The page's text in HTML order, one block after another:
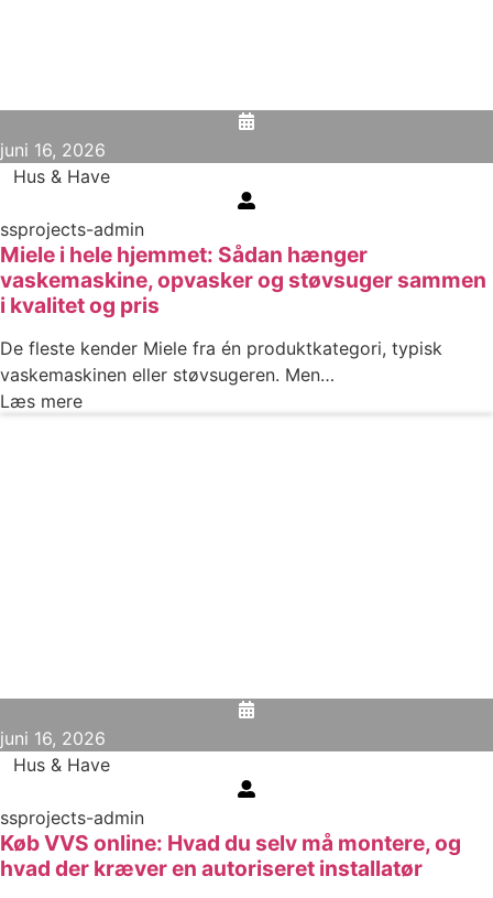
juni 16, 2026
Hus & Have
ssprojects-admin
Miele i hele hjemmet: Sådan hænger
vaskemaskine, opvasker og støvsuger sammen
i kvalitet og pris
De fleste kender Miele fra én produktkategori, typisk
vaskemaskinen eller støvsugeren. Men…
Læs mere
juni 16, 2026
Hus & Have
ssprojects-admin
Køb VVS online: Hvad du selv må montere, og
hvad der kræver en autoriseret installatør